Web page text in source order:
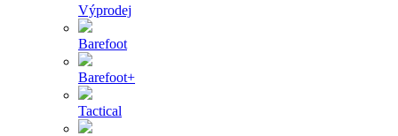
Výprodej
Barefoot
Barefoot+
Tactical